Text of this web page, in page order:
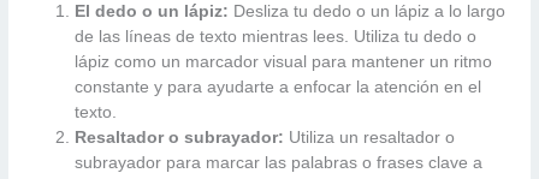
El dedo o un lápiz: Desliza tu dedo o un lápiz a lo largo
de las líneas de texto mientras lees. Utiliza tu dedo o
lápiz como un marcador visual para mantener un ritmo
constante y para ayudarte a enfocar la atención en el
texto.
Resaltador o subrayador: Utiliza un resaltador o
subrayador para marcar las palabras o frases clave a